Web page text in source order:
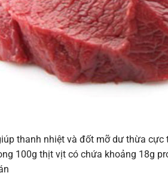
thanh nhiệt và đốt mỡ dư thừa
100g thịt vịt có chứa khoảng 18g